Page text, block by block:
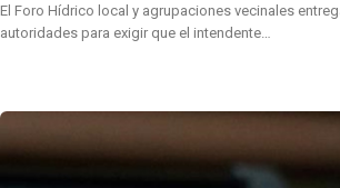
El Foro Hídrico local y agrupaciones vecinales
autoridades para exigir que el intendente…